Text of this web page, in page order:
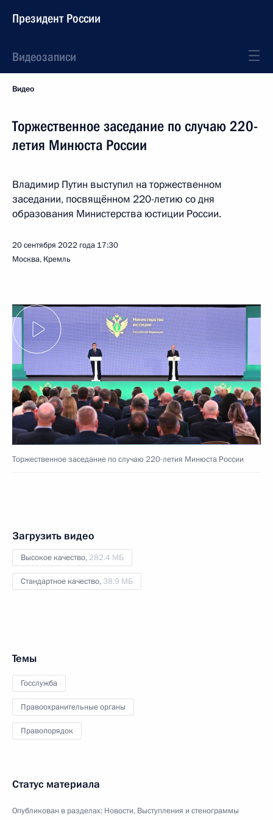
Президент России
Видеозаписи
Видео
Торжественное заседание по случаю 220-
летия Минюста России
Владимир Путин выступил на торжественном
заседании, посвящённом 220-летию со дня
образования Министерства юстиции России.
20 сентября 2022 года 17:30
Москва, Кремль
Торжественное заседание по случаю 220-летия Минюста России
Загрузить видео
Высокое качество, 282.4 МБ
Стандартное качество, 38.9 МБ
Темы
Госслужба
Правоохранительные органы
Правопорядок
Статус материала
Опубликован в разделах: Новости, Выступления и стенограммы